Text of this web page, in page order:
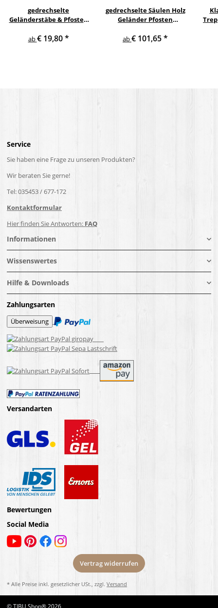
gedrechselte
Geländerstäbe & Pfosten
Treppe Geländer Säule
ab€ 19,80*
gedrechselte Säulen Holz
Geländer Pfosten
Holzpfosten Holzsäulen
ab€ 101,65*
Service
Sie haben eine Frage zu unseren Produkten?
Wir beraten Sie gerne!
Tel: 035453 / 677-172
Kontaktformular
Hier finden Sie Antworten: FAQ
Informationen
Wissenswertes
Hilfe & Downloads
Zahlungsarten
Versandarten
Bewertungen
Social Media
Vertrag widerrufen
* Alle Preise inkl. gesetzlicher USt., zzgl. Versand